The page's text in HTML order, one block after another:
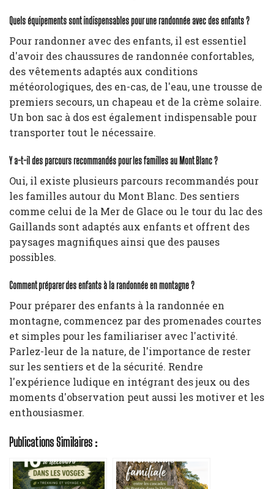
Quels équipements sont indispensables pour une randonnée avec des enfants ?
Pour randonner avec des enfants, il est essentiel
d'avoir des chaussures de randonnée confortables,
des vêtements adaptés aux conditions
météorologiques, des en-cas, de l'eau, une trousse de
premiers secours, un chapeau et de la crème solaire.
Un bon sac à dos est également indispensable pour
transporter tout le nécessaire.
Y a-t-il des parcours recommandés pour les familles au Mont Blanc ?
Oui, il existe plusieurs parcours recommandés pour
les familles autour du Mont Blanc. Des sentiers
comme celui de la Mer de Glace ou le tour du lac des
Gaillands sont adaptés aux enfants et offrent des
paysages magnifiques ainsi que des pauses
possibles.
Comment préparer des enfants à la randonnée en montagne ?
Pour préparer des enfants à la randonnée en
montagne, commencez par des promenades courtes
et simples pour les familiariser avec l'activité.
Parlez-leur de la nature, de l'importance de rester
sur les sentiers et de la sécurité. Rendre
l'expérience ludique en intégrant des jeux ou des
moments d'observation peut aussi les motiver et les
enthousiasmer.
Publications Similaires :